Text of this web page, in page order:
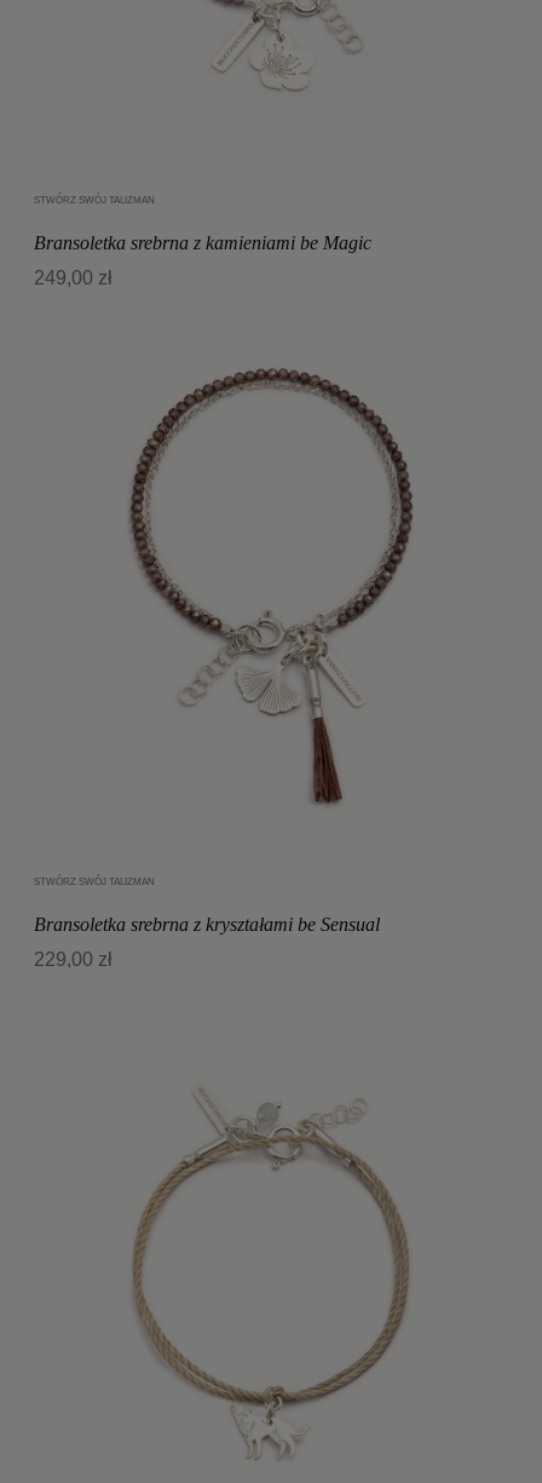
STWÓRZ SWÓJ TALIZMAN
Bransoletka srebrna z kamieniami be Magic
249,00 zł
STWÓRZ SWÓJ TALIZMAN
Bransoletka srebrna z kryształami be Sensual
229,00 zł